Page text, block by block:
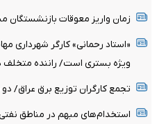
زمان واریز معوقات
«استاد رحمانی» کارگر شهرداری
ویژه بستری است/ راننده متخلف دختری ۱۱
تجمع کارگران توزیع برق عراق/
استخدام‌های مبهم در مناطق نفتی